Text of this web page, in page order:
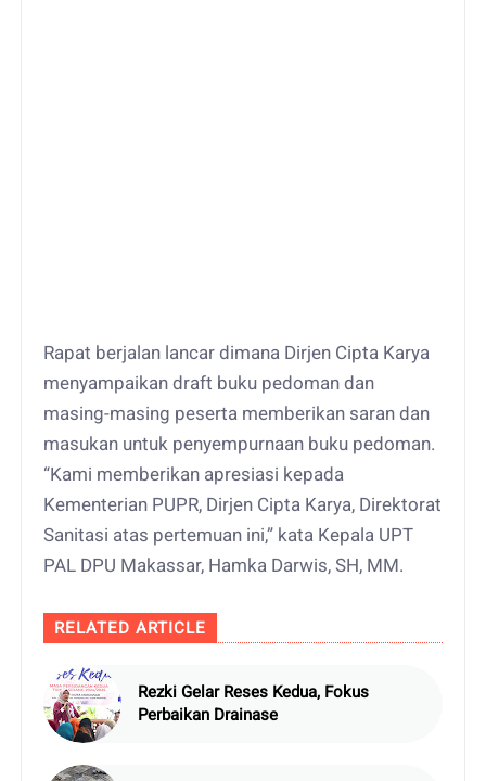
Rapat berjalan lancar dimana Dirjen Cipta Karya
menyampaikan draft buku pedoman dan
masing-masing peserta memberikan saran dan
masukan untuk penyempurnaan buku pedoman.
“Kami memberikan apresiasi kepada
Kementerian PUPR, Dirjen Cipta Karya, Direktorat
Sanitasi atas pertemuan ini,” kata Kepala UPT
PAL DPU Makassar, Hamka Darwis, SH, MM.
RELATED ARTICLE
Rezki Gelar Reses Kedua, Fokus
Perbaikan Drainase